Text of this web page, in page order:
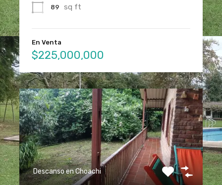
89 sq ft
En Venta
$225,000,000
Descanso en Choachi